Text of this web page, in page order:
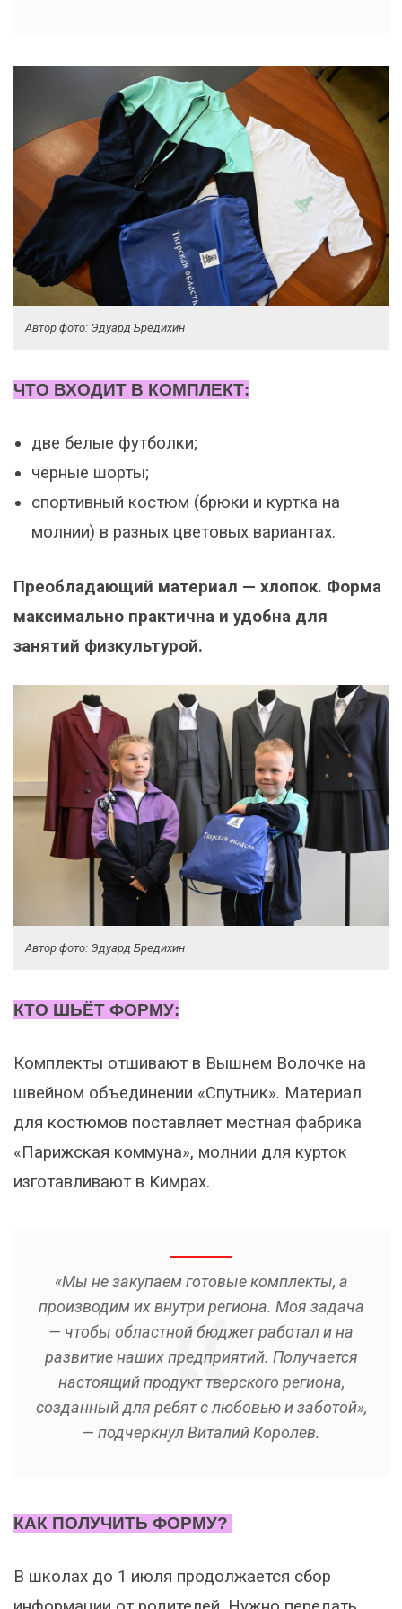
Автор фото: Эдуард Бредихин
ЧТО ВХОДИТ В КОМПЛЕКТ:
две белые футболки;
чёрные шорты;
спортивный костюм (брюки и куртка на
молнии) в разных цветовых вариантах.
Преобладающий материал — хлопок. Форма
максимально практична и удобна для
занятий физкультурой.
Автор фото: Эдуард Бредихин
КТО ШЬЁТ ФОРМУ:
Комплекты отшивают в Вышнем Волочке на
швейном объединении «Спутник». Материал
для костюмов поставляет местная фабрика
«Парижская коммуна», молнии для курток
изготавливают в Кимрах.
«Мы не закупаем готовые комплекты, а
производим их внутри региона. Моя задача
— чтобы областной бюджет работал и на
развитие наших предприятий. Получается
настоящий продукт тверского региона,
созданный для ребят с любовью и заботой»,
— подчеркнул Виталий Королев.
КАК ПОЛУЧИТЬ ФОРМУ?
В школах до 1 июля продолжается сбор